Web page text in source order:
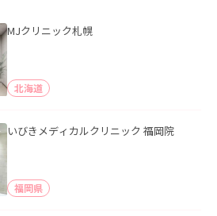
MJクリニック札幌
北海道
いびきメディカルクリニック 福岡院
福岡県